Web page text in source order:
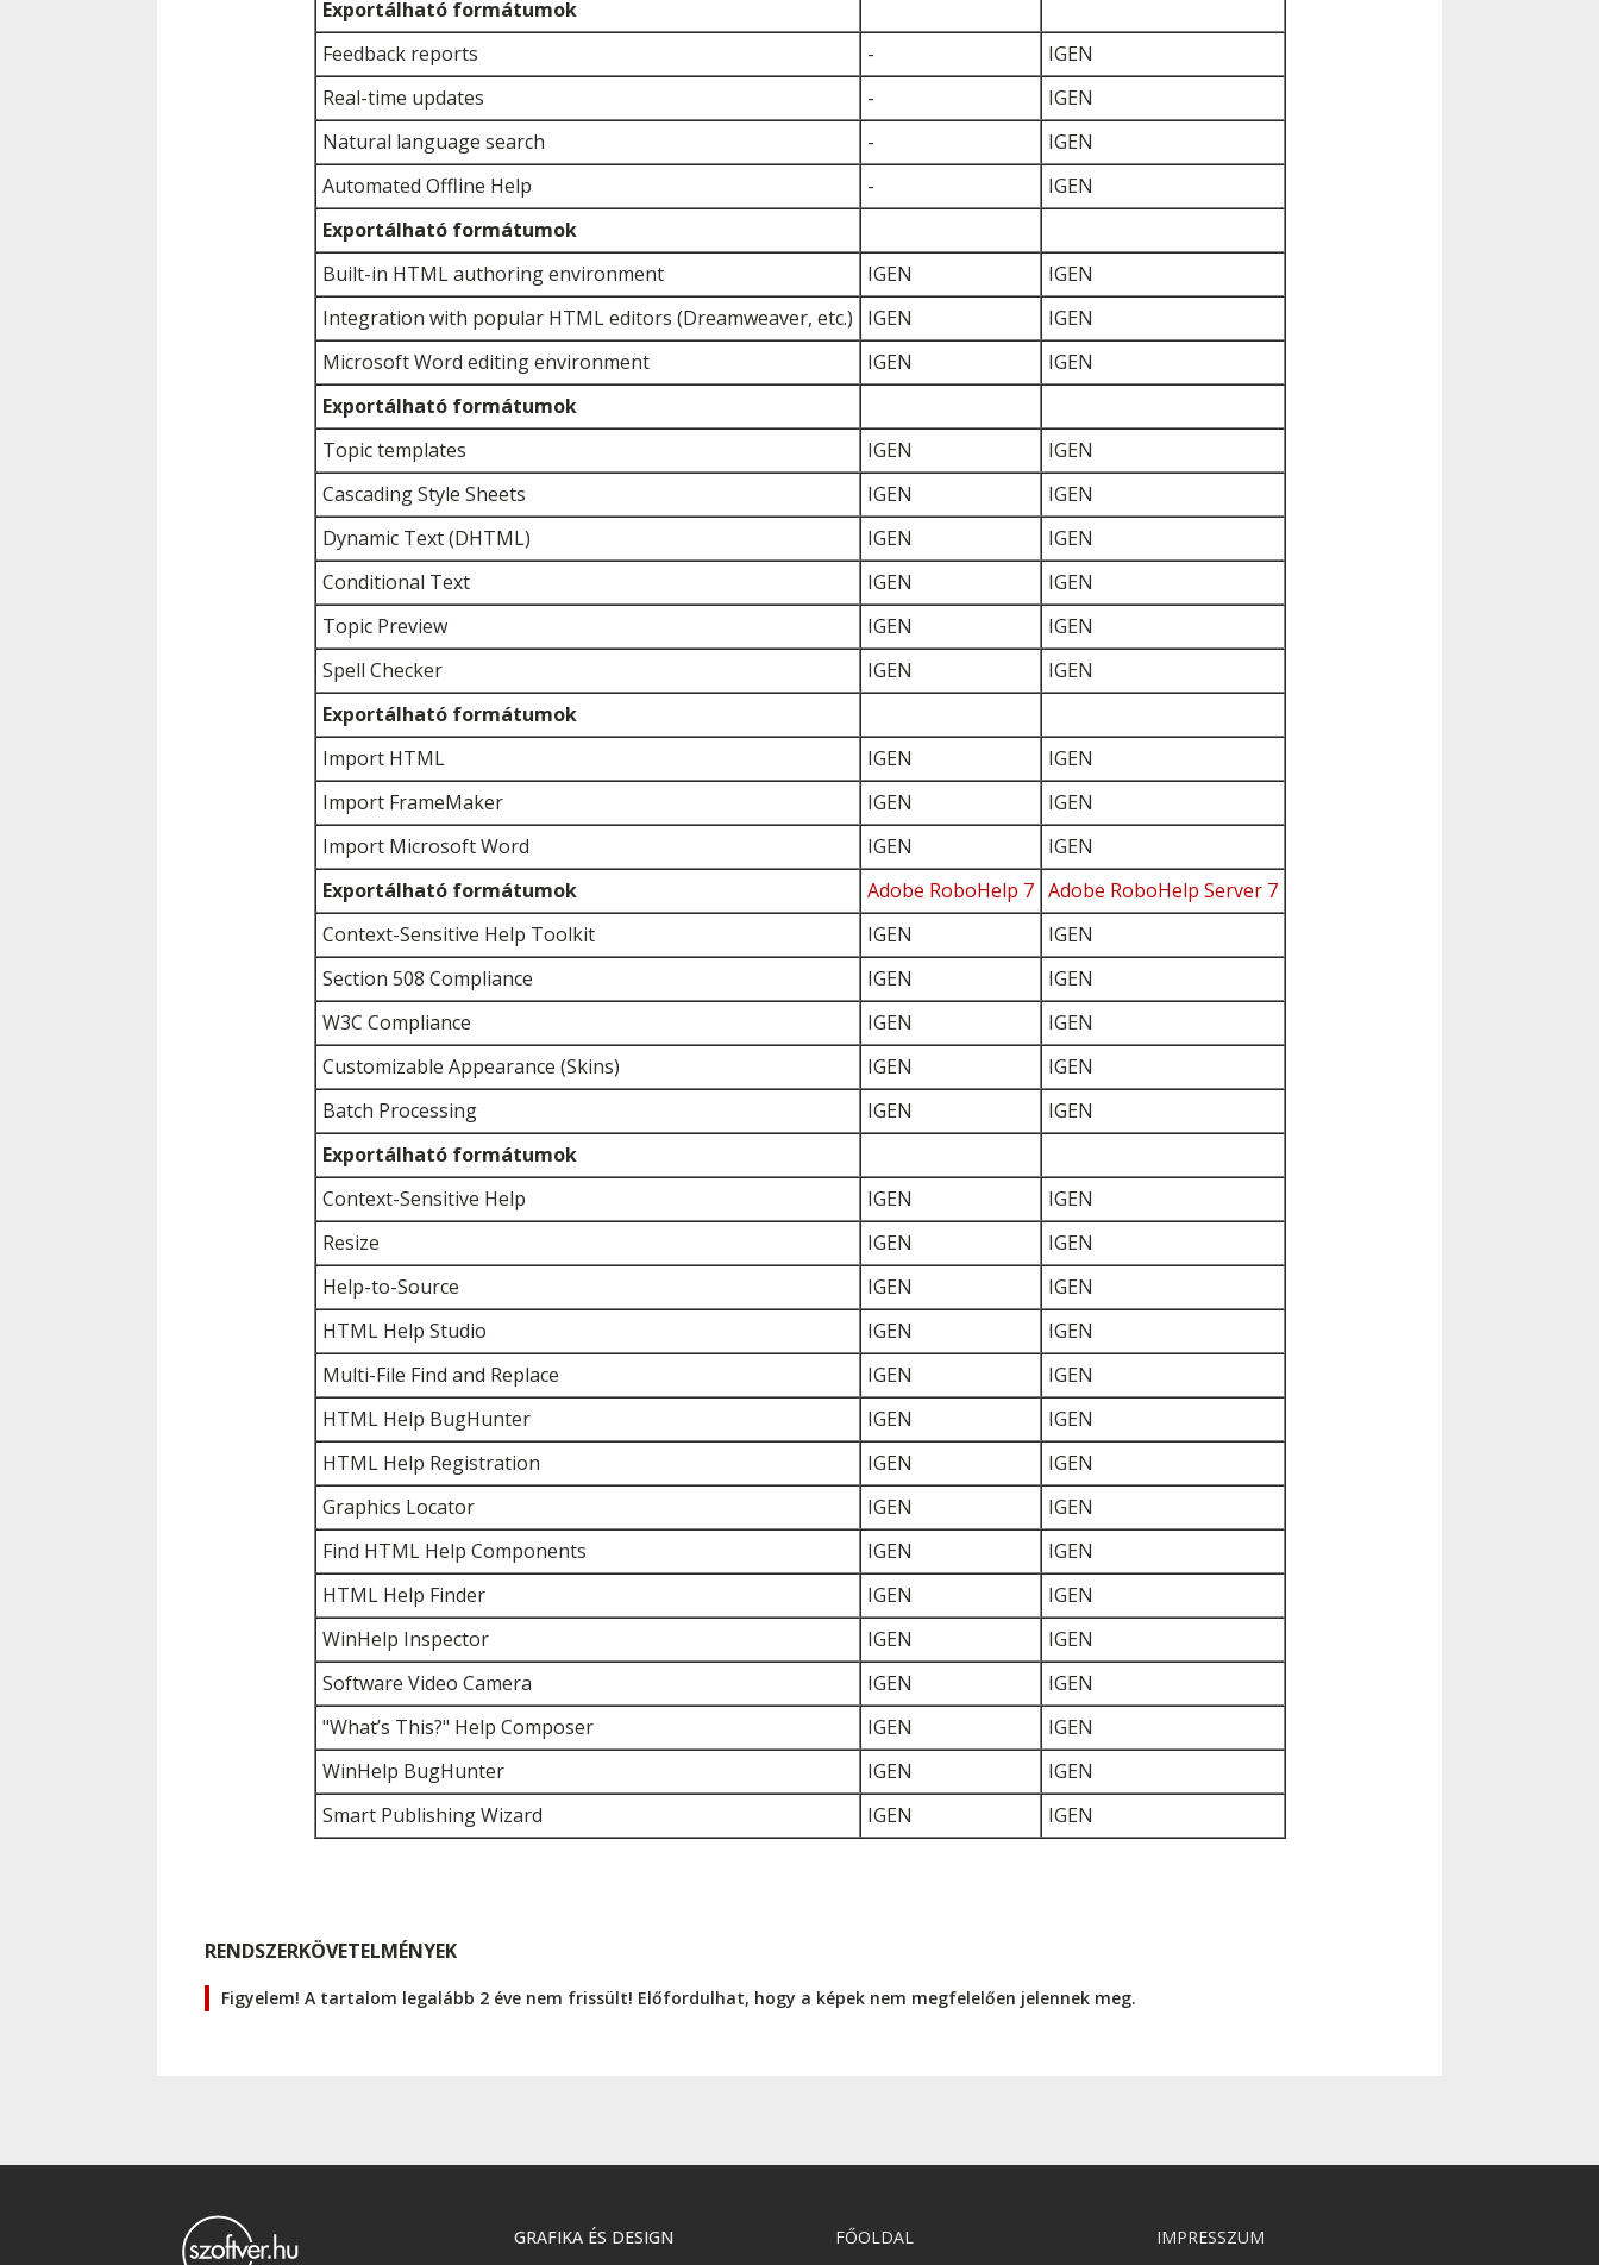
Exportálható formátumok
Feedback reports
-
IGEN
Real-time updates
-
IGEN
Natural language search
-
IGEN
Automated Offline Help
-
IGEN
Exportálható formátumok
Built-in HTML authoring environment
IGEN
IGEN
Integration with popular HTML editors (Dreamweaver, etc.)
IGEN
IGEN
Microsoft Word editing environment
IGEN
IGEN
Exportálható formátumok
Topic templates
IGEN
IGEN
Cascading Style Sheets
IGEN
IGEN
Dynamic Text (DHTML)
IGEN
IGEN
Conditional Text
IGEN
IGEN
Topic Preview
IGEN
IGEN
Spell Checker
IGEN
IGEN
Exportálható formátumok
Import HTML
IGEN
IGEN
Import FrameMaker
IGEN
IGEN
Import Microsoft Word
IGEN
IGEN
Exportálható formátumok
Adobe RoboHelp 7 Adobe RoboHelp Server 7
Context-Sensitive Help Toolkit
IGEN
IGEN
Section 508 Compliance
IGEN
IGEN
W3C Compliance
IGEN
IGEN
Customizable Appearance (Skins)
IGEN
IGEN
Batch Processing
IGEN
IGEN
Exportálható formátumok
Context-Sensitive Help
IGEN
IGEN
Resize
IGEN
IGEN
Help-to-Source
IGEN
IGEN
HTML Help Studio
IGEN
IGEN
Multi-File Find and Replace
IGEN
IGEN
HTML Help BugHunter
IGEN
IGEN
HTML Help Registration
IGEN
IGEN
Graphics Locator
IGEN
IGEN
Find HTML Help Components
IGEN
IGEN
HTML Help Finder
IGEN
IGEN
WinHelp Inspector
IGEN
IGEN
Software Video Camera
IGEN
IGEN
"What’s This?" Help Composer
IGEN
IGEN
WinHelp BugHunter
IGEN
IGEN
Smart Publishing Wizard
IGEN IGEN
RENDSZERKÖVETELMÉNYEK
Figyelem! A tartalom legalább 2 éve nem frissült! Előfordulhat, hogy a képek nem megfelelően jelennek meg.
GRAFIKA ÉS DESIGN FŐOLDAL IMPRESSZUM